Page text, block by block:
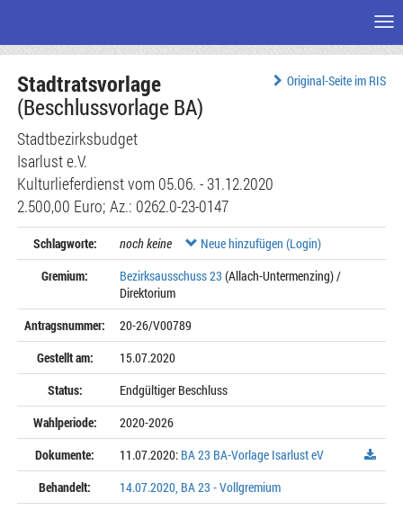
Seiteninhalt
Original-Seite im RIS
Stadtratsvorlage
(Beschlussvorlage BA)
Stadtbezirksbudget
Isarlust e.V.
Kulturlieferdienst vom 05.06. - 31.12.2020
2.500,00 Euro; Az.: 0262.0-23-0147
Schlagworte: noch keine
Neue hinzufügen (Login)
Gremium:
Bezirksausschuss 23 (Allach-Untermenzing) /
Direktorium
Antragsnummer:
20-26/V00789
Gestellt am:
15.07.2020
Status:
Endgültiger Beschluss
Wahlperiode:
2020-2026
Dokumente:
11.07.2020: BA 23 BA-Vorlage Isarlust eV
Behandelt:
14.07.2020, BA 23 - Vollgremium